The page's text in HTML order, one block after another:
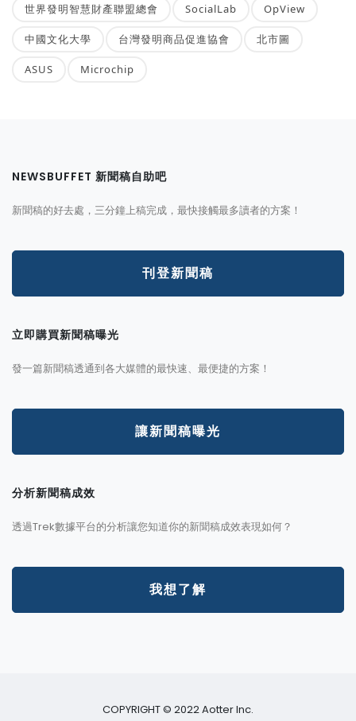
世界發明智慧財產聯盟總會 SocialLab OpView
中國文化大學 台灣發明商品促進協會 北市圖
ASUS Microchip
NEWSBUFFET 新聞稿自助吧
新聞稿的好去處，三分鐘上稿完成，最快接觸最多讀者的方案！
刊登新聞稿
立即購買新聞稿曝光
發一篇新聞稿透通到各大媒體的最快速、最便捷的方案！
讓新聞稿曝光
分析新聞稿成效
透過Trek數據平台的分析讓您知道你的新聞稿成效表現如何？
我想了解
COPYRIGHT © 2022 Aotter Inc.